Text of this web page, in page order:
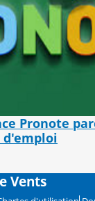
Pronote
d'emploi
Vents